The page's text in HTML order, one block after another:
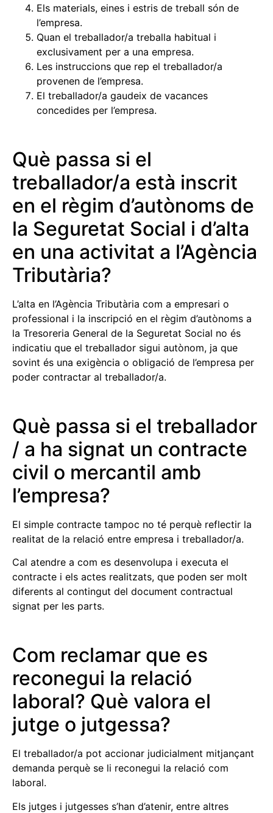
Els materials, eines i estris de treball són de
l’empresa.
Quan el treballador/a treballa habitual i
exclusivament per a una empresa.
Les instruccions que rep el treballador/a
provenen de l’empresa.
El treballador/a gaudeix de vacances
concedides per l’empresa.
Què passa si el
treballador/a està inscrit
en el règim d’autònoms de
la Seguretat Social i d’alta
en una activitat a l’Agència
Tributària?
L’alta en l’Agència Tributària com a empresari o
professional i la inscripció en el règim d’autònoms a
la Tresoreria General de la Seguretat Social no és
indicatiu que el treballador sigui autònom, ja que
sovint és una exigència o obligació de l’empresa per
poder contractar al treballador/a.
Què passa si el treballador
/ a ha signat un contracte
civil o mercantil amb
l’empresa?
El simple contracte tampoc no té perquè reflectir la
realitat de la relació entre empresa i treballador/a.
Cal atendre a com es desenvolupa i executa el
contracte i els actes realitzats, que poden ser molt
diferents al contingut del document contractual
signat per les parts.
Com reclamar que es
reconegui la relació
laboral? Què valora el
jutge o jutgessa?
El treballador/a pot accionar judicialment mitjançant
demanda perquè se li reconegui la relació com
laboral.
Els jutges i jutgesses s’han d’atenir, entre altres